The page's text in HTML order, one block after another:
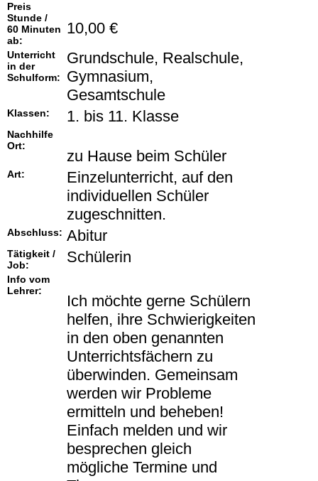
Preis
Stunde /
60 Minuten
ab:
10,00 €
Unterricht
in der
Schulform:
Grundschule, Realschule,
Gymnasium,
Gesamtschule
Klassen: 1. bis 11. Klasse
Nachhilfe
Ort:
zu Hause beim Schüler
Art:
Einzelunterricht, auf den
individuellen Schüler
zugeschnitten.
Abschluss: Abitur
Tätigkeit /
Job:
Schülerin
Info vom
Lehrer:
Ich möchte gerne Schülern
helfen, ihre Schwierigkeiten
in den oben genannten
Unterrichtsfächern zu
überwinden. Gemeinsam
werden wir Probleme
ermitteln und beheben!
Einfach melden und wir
besprechen gleich
mögliche Termine und